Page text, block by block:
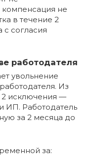
компенсация не
в течение 2
согласия
работодателя
увольнение
Из
2 исключения —
ИП. Работодатель
за 2 месяца до
за: